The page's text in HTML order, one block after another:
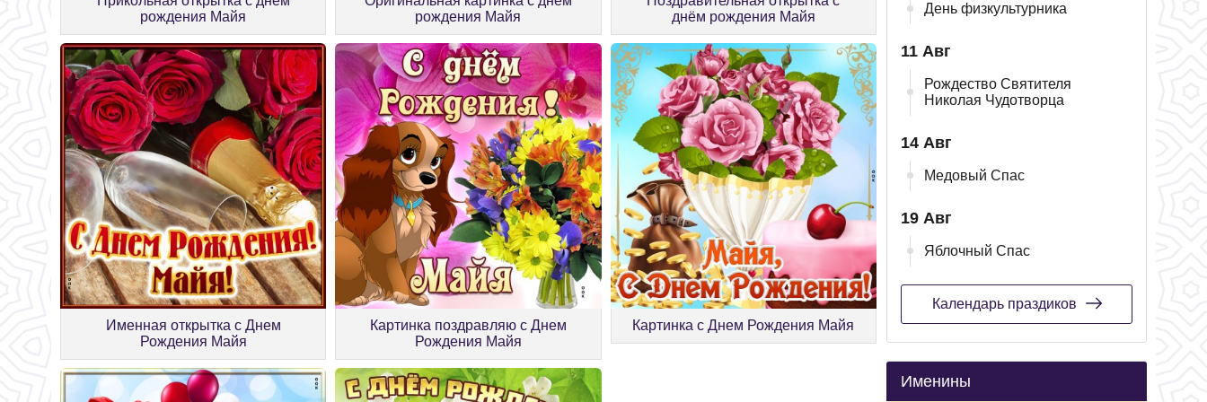
рождения Майя
рождения Майя
днём рождения Майя
Именная открытка с Днем
Рождения Майя
Картинка поздравляю с Днем
Рождения Майя
Картинка с Днем Рождения Майя
День физкультурника
11 Авг
Рождество Святителя
Николая Чудотворца
14 Авг
Медовый Спас
19 Авг
Яблочный Спас
Календарь праздиков
Именины